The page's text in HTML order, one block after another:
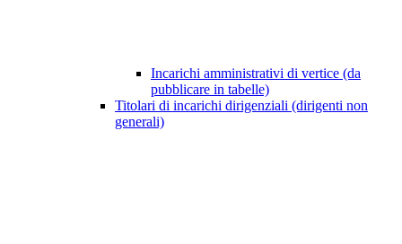
Incarichi amministrativi di vertice (da
pubblicare in tabelle)
Titolari di incarichi dirigenziali (dirigenti non
generali)